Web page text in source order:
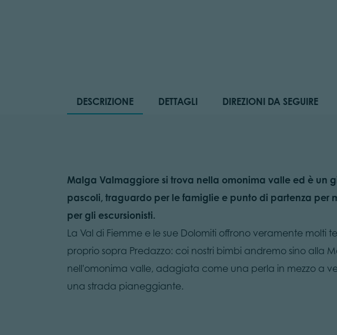
DESCRIZIONE DETTAGLI DIREZIONI DA SEGUIRE
Malga Valmaggiore si trova nella omonima valle ed è un
pascoli, traguardo per le famiglie e punto di partenza per
per gli escursionisti.
La Val di Fiemme e le sue Dolomiti offrono veramente molti
proprio sopra Predazzo: coi nostri bimbi andremo sino alla
nell'omonima valle, adagiata come una perla in mezzo a
una strada pianeggiante.